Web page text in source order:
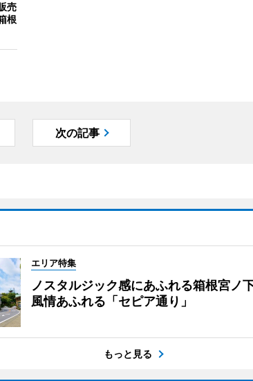
売
根
次の記事
エリア特集
ノスタルジック感にあふれる箱根宮
風情あふれる「セピア通り」
もっと見る